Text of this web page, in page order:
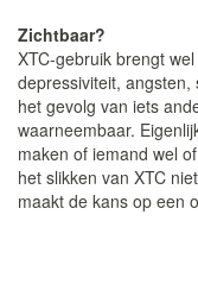
Zichtbaar?
XTC-gebruik brengt
depressiviteit,
het gevolg van iets
waarneembaar.
maken of iemand wel
het slikken van XTC
maakt de kans op een